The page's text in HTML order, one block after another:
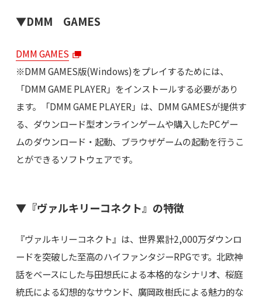
▼DMM GAMES
DMM GAMES
※DMM GAMES版(Windows)をプレイするためには、
「DMM GAME PLAYER」をインストールする必要があり
ます。「DMM GAME PLAYER」は、DMM GAMESが提供す
る、ダウンロード型オンラインゲームや購入したPCゲー
ムのダウンロード・起動、ブラウザゲームの起動を行うこ
とができるソフトウェアです。
▼『ヴァルキリーコネクト』の特徴
『ヴァルキリーコネクト』は、世界累計2,000万ダウンロ
ードを突破した至高のハイファンタジーRPGです。北欧神
話をベースにした与田想氏による本格的なシナリオ、桜庭
統氏による幻想的なサウンド、廣岡政樹氏による魅力的な